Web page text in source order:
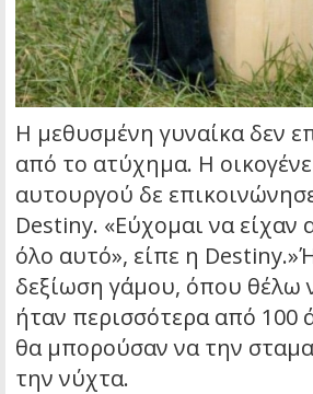
Η μεθυσμένη γυναίκα δεν
από το ατύχημα. Η
αυτουργού δε
Destiny. «Εύχομαι να είχαν
όλο αυτό», είπε η
δεξίωση γάμου, όπου θέλω
ήταν περισσότερα από 100
θα μπορούσαν να την
την νύχτα.